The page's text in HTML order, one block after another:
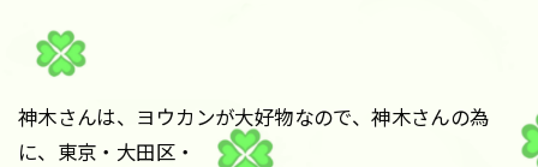
神木さんは、ヨウカンが大好物なので、神木さんの為
に、東京・大田区・